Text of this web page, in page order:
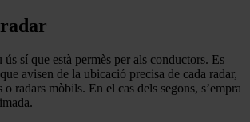
ús sí que està permès per als conductors. Es
avisen de la ubicació precisa de cada radar,
radars mòbils. En el cas dels segons, s’empra